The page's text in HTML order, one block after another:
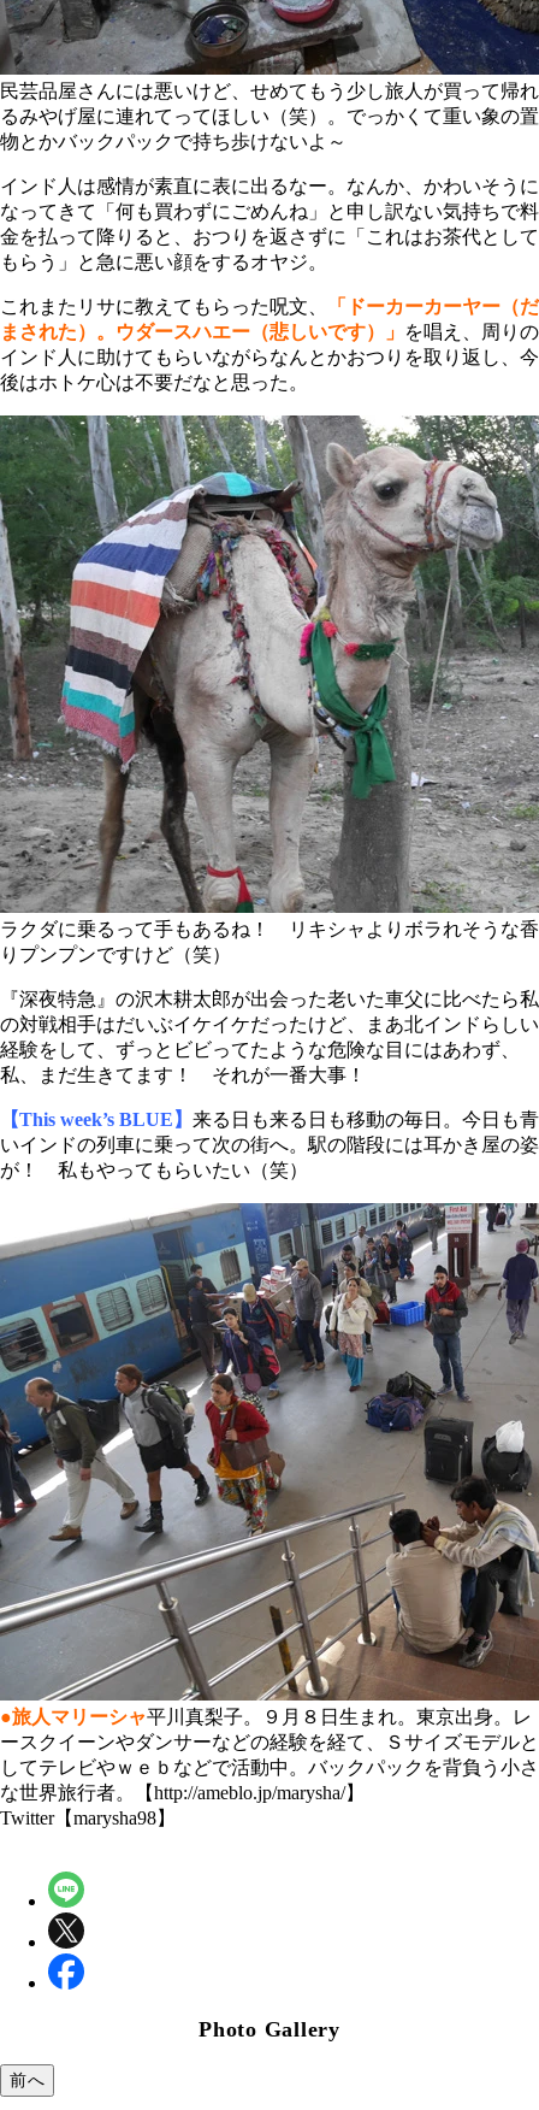
民芸品屋さんには悪いけど、せめてもう少し旅人が買って帰れ
るみやげ屋に連れてってほしい（笑）。でっかくて重い象の置
物とかバックパックで持ち歩けないよ～
インド人は感情が素直に表に出るなー。なんか、かわいそうに
なってきて「何も買わずにごめんね」と申し訳ない気持ちで料
金を払って降りると、おつりを返さずに「これはお茶代として
もらう」と急に悪い顔をするオヤジ。
これまたリサに教えてもらった呪文、
「ドーカーカーヤー（だ
まされた）。ウダースハエー（悲しいです）」 を唱え、周りの
インド人に助けてもらいながらなんとかおつりを取り返し、今
後はホトケ心は不要だなと思った。
ラクダに乗るって手もあるね！ リキシャよりボラれそうな香
りプンプンですけど（笑）
『深夜特急』の沢木耕太郎が出会った老いた車父に比べたら私
の対戦相手はだいぶイケイケだったけど、まあ北インドらしい
経験をして、ずっとビビってたような危険な目にはあわず、
私、まだ生きてます！ それが一番大事！
【This week’s BLUE】 来る日も来る日も移動の毎日。今日も青
いインドの列車に乗って次の街へ。駅の階段には耳かき屋の姿
が！ 私もやってもらいたい（笑）
●旅人マリーシャ平川真梨子。９月８日生まれ。東京出身。レ
ースクイーンやダンサーなどの経験を経て、Ｓサイズモデルと
してテレビやｗｅｂなどで活動中。バックパックを背負う小さ
な世界旅行者。【http://ameblo.jp/marysha/】
Twitter【marysha98】
Photo Gallery
前へ